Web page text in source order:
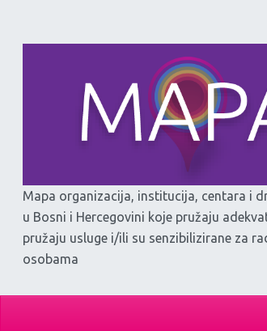
Mapa organizacija, institucija, centara i
u Bosni i Hercegovini koje pružaju
pružaju usluge i/ili su senzibilizirane za
osobama